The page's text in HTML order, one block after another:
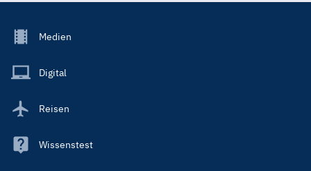
Footer
Main
Medien
Digital
Reisen
Wissenstest